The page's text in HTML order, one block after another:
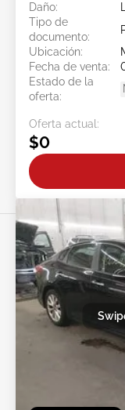
Daño:
Tipo de
documento:
Ubicación:
Fecha de venta:
Estado de la
oferta:
Oferta actual:
$0